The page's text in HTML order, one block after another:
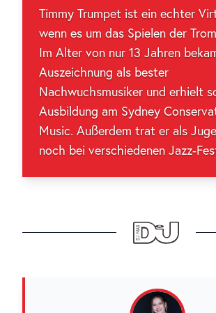
Timmy Trumpet ist ein echter
wenn es um das Spielen der
Im Alter von nur 13 Jahren
Auszeichnung als bester
Nachwuchsmusiker und erhielt
Ausbildung am Sydney
Music. Außerdem trat er als
noch bei verschiedenen Jazz-